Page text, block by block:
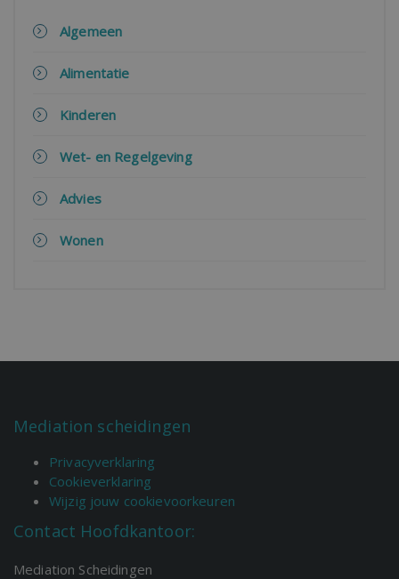
Algemeen
Alimentatie
Kinderen
Wet- en Regelgeving
Advies
Wonen
Mediation scheidingen
Privacyverklaring
Cookieverklaring
Wijzig jouw cookievoorkeuren
Contact Hoofdkantoor:
Mediation Scheidingen